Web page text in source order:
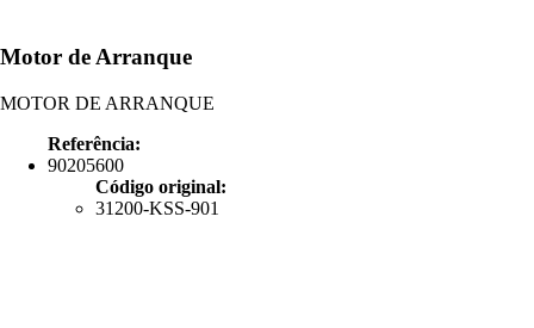
Motor de Arranque
MOTOR DE ARRANQUE
Referência:
90205600
Código original:
31200-KSS-901